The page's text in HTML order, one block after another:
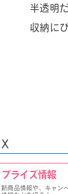
半透明
収納に
プライズ情報
新商品情報や、キャン